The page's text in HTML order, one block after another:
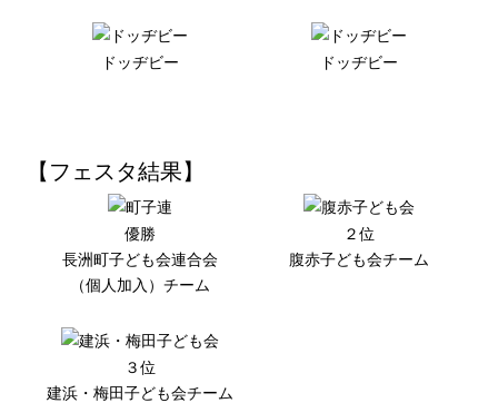
ドッヂビー ドッヂビー
【フェスタ結果】
優勝
長洲町子ども会連合会
（個人加入）チーム
２位
腹赤子ども会チーム
３位
建浜・梅田子ども会チーム